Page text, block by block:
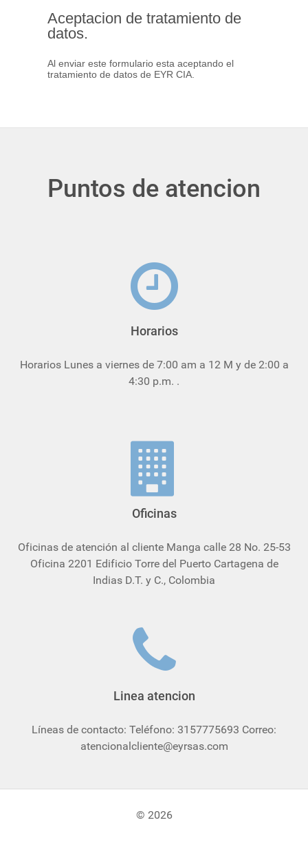
Aceptacion de tratamiento de
datos.
Al enviar este formulario esta aceptando el
tratamiento de datos de EYR CIA.
Puntos de atencion
Horarios
Horarios Lunes a viernes de 7:00 am a 12 M y de 2:00 a
4:30 p.m. .
Oficinas
Oficinas de atención al cliente Manga calle 28 No. 25-53
Oficina 2201 Edificio Torre del Puerto Cartagena de
Indias D.T. y C., Colombia
Linea atencion
Líneas de contacto: Teléfono: 3157775693 Correo:
atencionalcliente@eyrsas.com
© 2026